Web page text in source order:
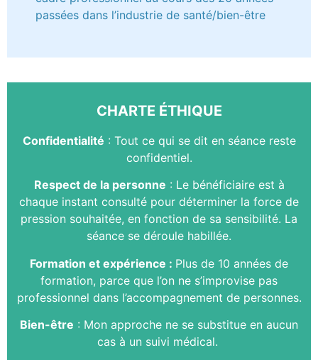
passées dans l’industrie de santé/bien-être
CHARTE ÉTHIQUE
Confidentialité : Tout ce qui se dit en séance reste
confidentiel.
Respect de la personne : Le bénéficiaireest à
chaque instant consulté pour déterminer la force de
pression souhaitée, en fonction de sa sensibilité. La
séance se déroule habillée.
Formation et expérience : Plus de 10 années de
formation, parce que l’on ne s’improvise pas
professionnel dans l’accompagnement de personnes.
Bien-être : Mon approche ne se substitue en aucun
cas à un suivi médical.